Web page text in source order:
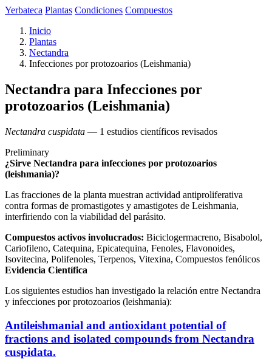
Yerbateca Plantas Condiciones Compuestos
Inicio
Plantas
Nectandra
Infecciones por protozoarios (Leishmania)
Nectandra para Infecciones por
protozoarios (Leishmania)
Nectandra cuspidata — 1 estudios científicos revisados
Preliminary
¿Sirve Nectandra para infecciones por protozoarios
(leishmania)?
Las fracciones de la planta muestran actividad antiproliferativa
contra formas de promastigotes y amastigotes de Leishmania,
interfiriendo con la viabilidad del parásito.
Compuestos activos involucrados: Biciclogermacreno, Bisabolol,
Cariofileno, Catequina, Epicatequina, Fenoles, Flavonoides,
Isovitecina, Polifenoles, Terpenos, Vitexina, Compuestos fenólicos
Evidencia Científica
Los siguientes estudios han investigado la relación entre Nectandra
y infecciones por protozoarios (leishmania):
Antileishmanial and antioxidant potential of
fractions and isolated compounds from Nectandra
cuspidata.